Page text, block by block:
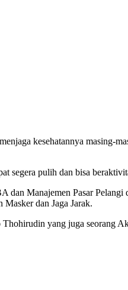
kesehatannya masing-
segera pulih dan bisa
Manajemen Pasar Pelangi
dan Jaga Jarak.
Thohirudin yang juga seorang